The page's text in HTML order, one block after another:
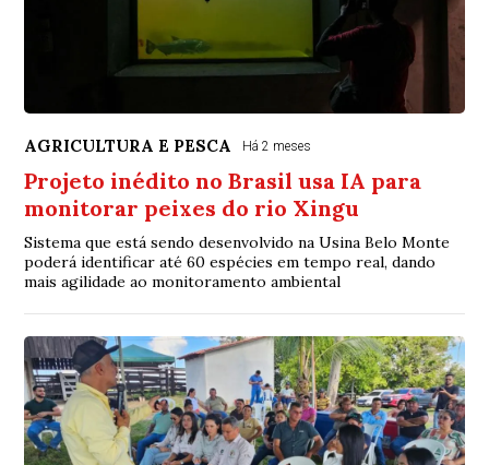
AGRICULTURA E PESCA Há 2 meses
Projeto inédito no Brasil usa IA para
monitorar peixes do rio Xingu
Sistema que está sendo desenvolvido na Usina Belo Monte
poderá identificar até 60 espécies em tempo real, dando
mais agilidade ao monitoramento ambiental